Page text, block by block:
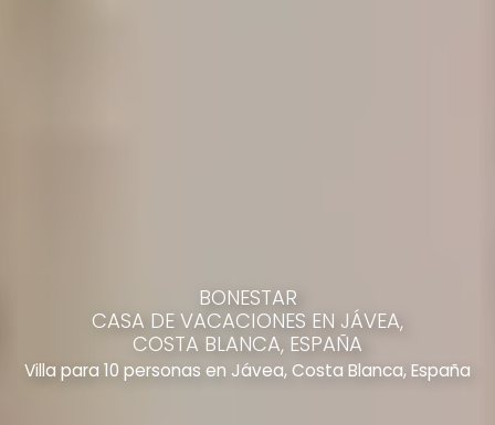
BONESTAR
CASA DE VACACIONES EN JÁVEA,
COSTA BLANCA, ESPAÑA
Villa para 10 personas en Jávea, Costa Blanca, España